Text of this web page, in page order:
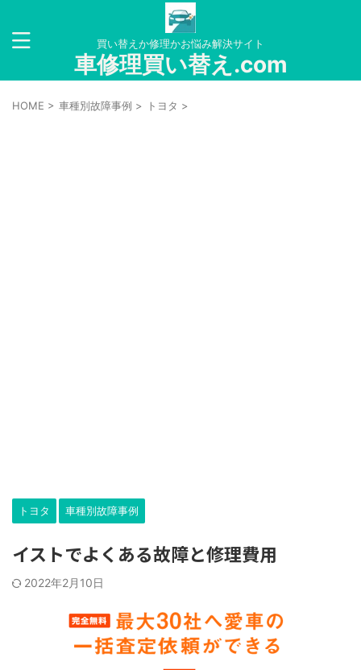
買い替えか修理かお悩み解決サイト
車修理買い替え.com
HOME > 車種別故障事例 > トヨタ >
トヨタ 車種別故障事例
イストでよくある故障と修理費用
2022年2月10日